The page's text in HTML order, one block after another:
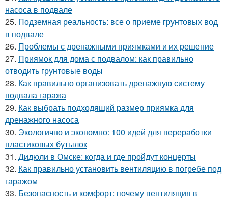
насоса в подвале
25. Подземная реальность: все о приеме грунтовых вод
в подвале
26. Проблемы с дренажными приямками и их решение
27. Приямок для дома с подвалом: как правильно
отводить грунтовые воды
28. Как правильно организовать дренажную систему
подвала гаража
29. Как выбрать подходящий размер приямка для
дренажного насоса
30. Экологично и экономно: 100 идей для переработки
пластиковых бутылок
31. Дидюли в Омске: когда и где пройдут концерты
32. Как правильно установить вентиляцию в погребе под
гаражом
33. Безопасность и комфорт: почему вентиляция в